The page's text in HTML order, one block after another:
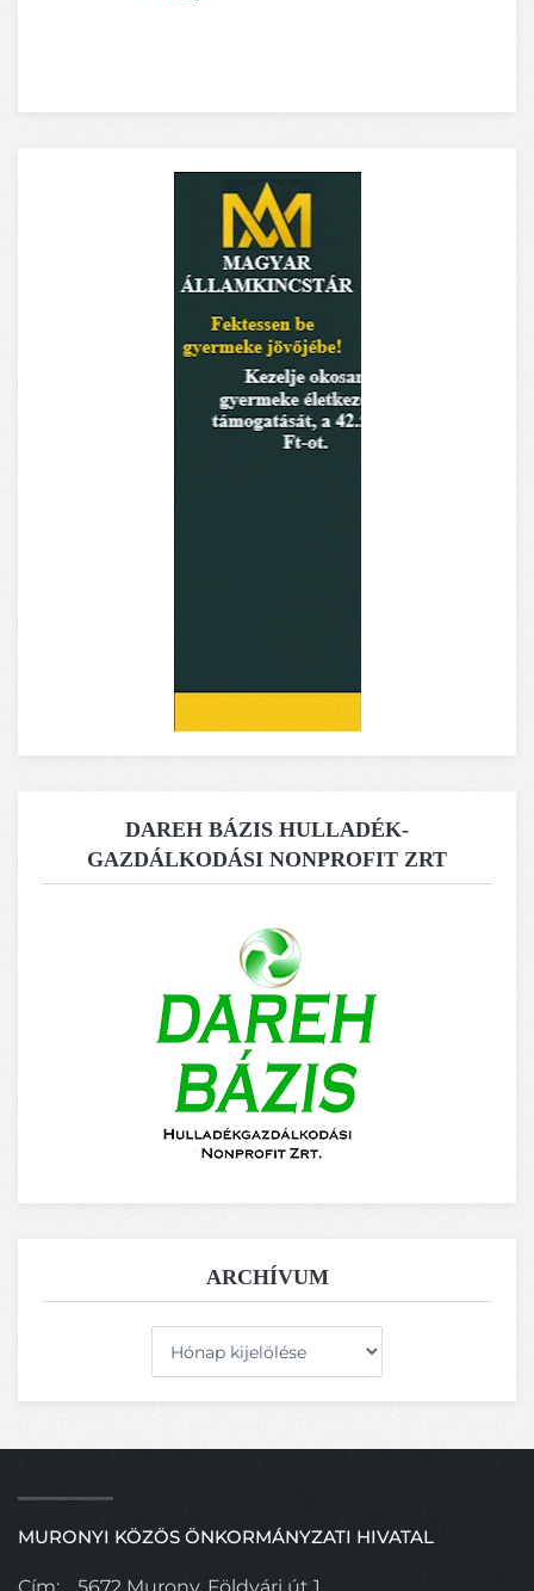
DAREH BÁZIS HULLADÉK-
GAZDÁLKODÁSI NONPROFIT ZRT
ARCHÍVUM
MURONYI KÖZÖS ÖNKORMÁNYZATI HIVATAL